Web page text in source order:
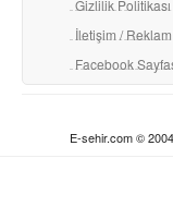
Gizlilik Politikası
İletişim / Reklam
Facebook
E-sehir.com ©